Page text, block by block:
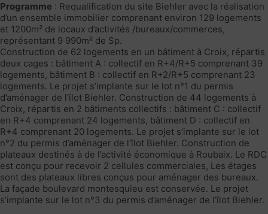
Programme : Requalification du site Biehler avec la réalisation
d’un ensemble immobilier comprenant environ 129 logements
et 1200m² de locaux d’activités /bureaux/commerces,
représentant 9 990m² de Sp.
Construction de 62 logements en un bâtiment à Croix, répartis
deux cages : bâtiment A : collectif en R+4/R+5 comprenant 39
logements, bâtiment B : collectif en R+2/R+5 comprenant 23
logements. Le projet s’implante sur le lot n°1 du permis
d’aménager de l’îlot Biehler. Construction de 44 logements à
Croix, répartis en 2 bâtiments collectifs : bâtiment C : collectif
en R+4 comprenant 24 logements, bâtiment D : collectif en
R+4 comprenant 20 logements. Le projet s’implante sur le lot
n°2 du permis d’aménager de l’îlot Biehler. Construction de
plateaux destinés à de l’activité économique à Roubaix. Le RDC
est conçu pour recevoir 2 cellules commerciales, Les étages
sont des plateaux libres conçus pour aménager des bureaux.
La façade boulevard montesquieu est conservée. Le projet
s’implante sur le lot n°3 du permis d’aménager de l’îlot Biehler.